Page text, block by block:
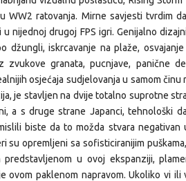
WW2 ratovanja. Mirne savjesti tvrdim
nijednoj drugoj FPS igri. Genijalno
džungli, iskrcavanje na plaže,
zvukove granata, pucnjave, panične
osjećaja sudjelovanja u samom činu
je stavljen na dvije totalno suprotne
a s druge strane Japanci, tehnološki
biste da to možda stvara negativan
su opremljeni sa sofisticiranijim
predstavljenom u ovoj ekspanziji,
ovom paklenom napravom. Ukoliko vi